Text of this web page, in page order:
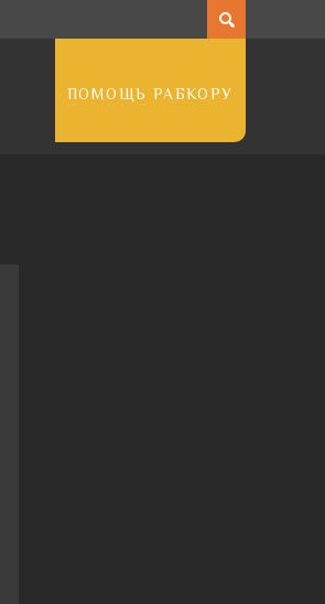
ПОМОЩЬ РАБКОРУ